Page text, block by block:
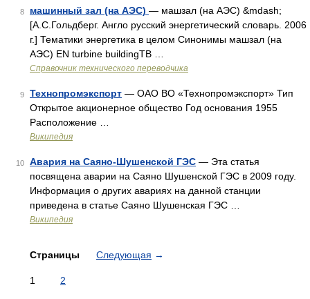
8 машинный зал (на АЭС) — машзал (на АЭС) &mdash;
[А.С.Гольдберг. Англо русский энергетический словарь. 2006
г.] Тематики энергетика в целом Синонимы машзал (на
АЭС) EN turbine buildingTB …
Справочник технического переводчика
9 Технопромэкспорт — ОАО ВО «Технопромэкспорт» Тип
Открытое акционерное общество Год основания 1955
Расположение …
Википедия
10 Авария на Саяно-Шушенской ГЭС — Эта статья
посвящена аварии на Саяно Шушенской ГЭС в 2009 году.
Информация о других авариях на данной станции
приведена в статье Саяно Шушенская ГЭС …
Википедия
Страницы Следующая →
1 2